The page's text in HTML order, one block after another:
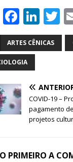
W
h
F
a
c
e
b
o
o
Li
n
k
dI
n
T
w
it
r
ARTES CÊNICAS
COVID-19 –
pagamento
projetos
O PRIMEIRO A